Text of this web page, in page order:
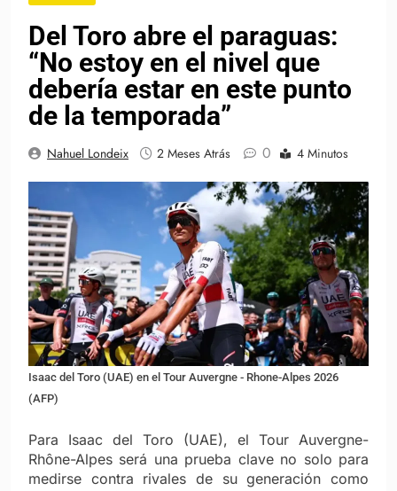
Del Toro abre el paraguas:
“No estoy en el nivel que
debería estar en este punto
de la temporada”
Nahuel Londeix 2 Meses Atrás 0 4 Minutos
Isaac del Toro (UAE) en el Tour Auvergne - Rhone-Alpes 2026
(AFP)
Para Isaac del Toro (UAE), el Tour Auvergne-
Rhône-Alpes será una prueba clave no solo para
medirse contra rivales de su generación como